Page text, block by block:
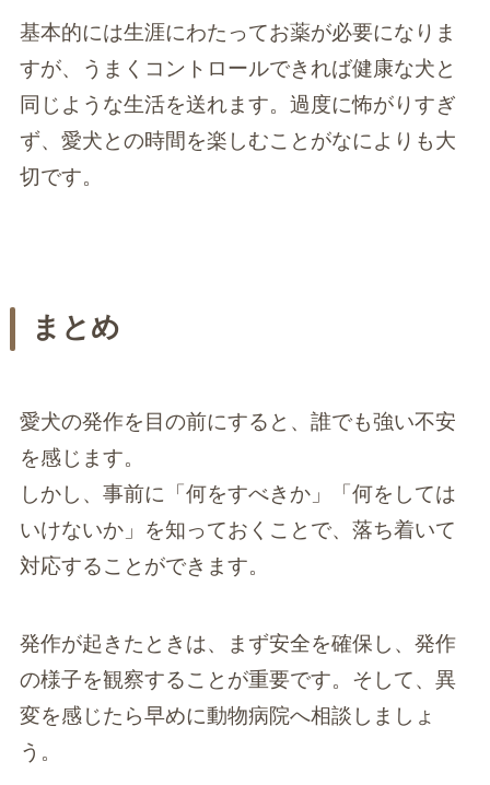
基本的には生涯にわたってお薬が必要になりま
すが、うまくコントロールできれば健康な犬と
同じような生活を送れます。過度に怖がりすぎ
ず、愛犬との時間を楽しむことがなによりも大
切です。
まとめ
愛犬の発作を目の前にすると、誰でも強い不安
を感じます。
しかし、事前に「何をすべきか」「何をしては
いけないか」を知っておくことで、落ち着いて
対応することができます。
発作が起きたときは、まず安全を確保し、発作
の様子を観察することが重要です。そして、異
変を感じたら早めに動物病院へ相談しましょ
う。